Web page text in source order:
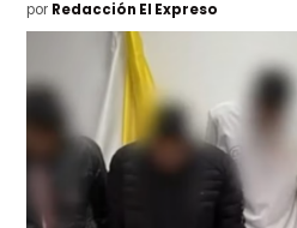
por Redacción El Expreso